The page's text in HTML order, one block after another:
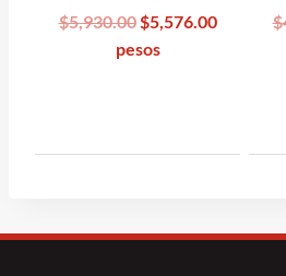
$5,930.00 Original
price
$5,576.00Current
pesos
$